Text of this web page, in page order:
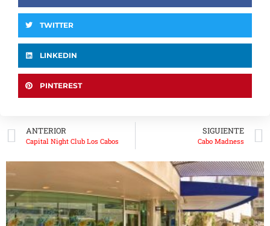
TWITTER
LINKEDIN
PINTEREST
ANTERIOR
Capital Night Club Los Cabos
SIGUIENTE
Cabo Madness